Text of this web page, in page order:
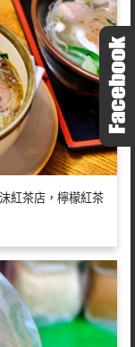
紅茶店，檸檬紅茶